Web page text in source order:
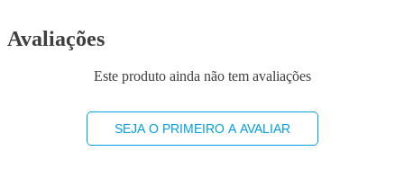
Avaliações
Este produto ainda não tem avaliações
SEJA O PRIMEIRO A AVALIAR